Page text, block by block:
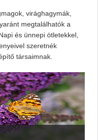
virághagymák,
megtalálhatók a
és ünnepi ötletekkel,
szeretnék
társaimnak.